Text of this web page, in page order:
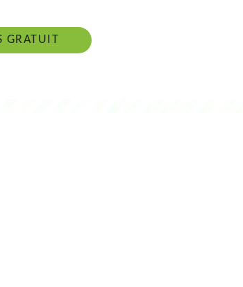
GRATUIT